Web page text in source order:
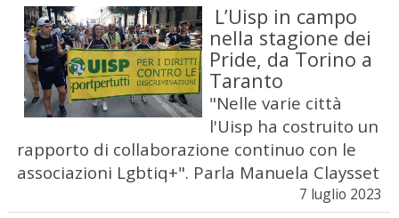
L’Uisp in campo
nella stagione dei
Pride, da Torino a
Taranto
"Nelle varie città
l'Uisp ha costruito un
rapporto di collaborazione continuo con le
associazioni Lgbtiq+". Parla Manuela Claysset
7 luglio 2023